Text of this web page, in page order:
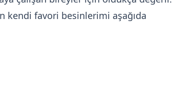
kendi favori besinlerimi aşağıda